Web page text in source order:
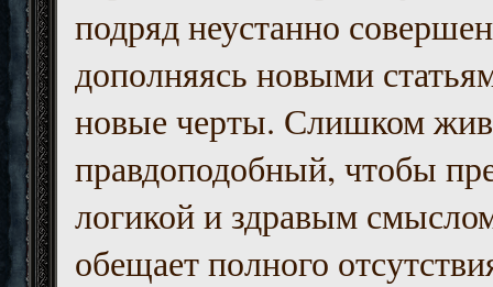
подряд неустанно
дополняясь новыми
новые черты. Слишком
правдоподобный, чтобы
логикой и здравым
обещает полного